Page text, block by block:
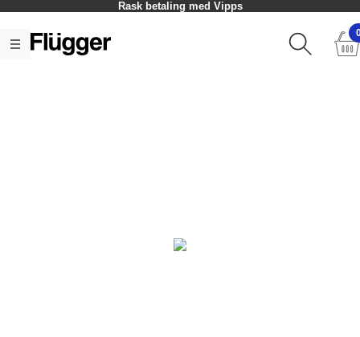
Rask betaling med Vipps